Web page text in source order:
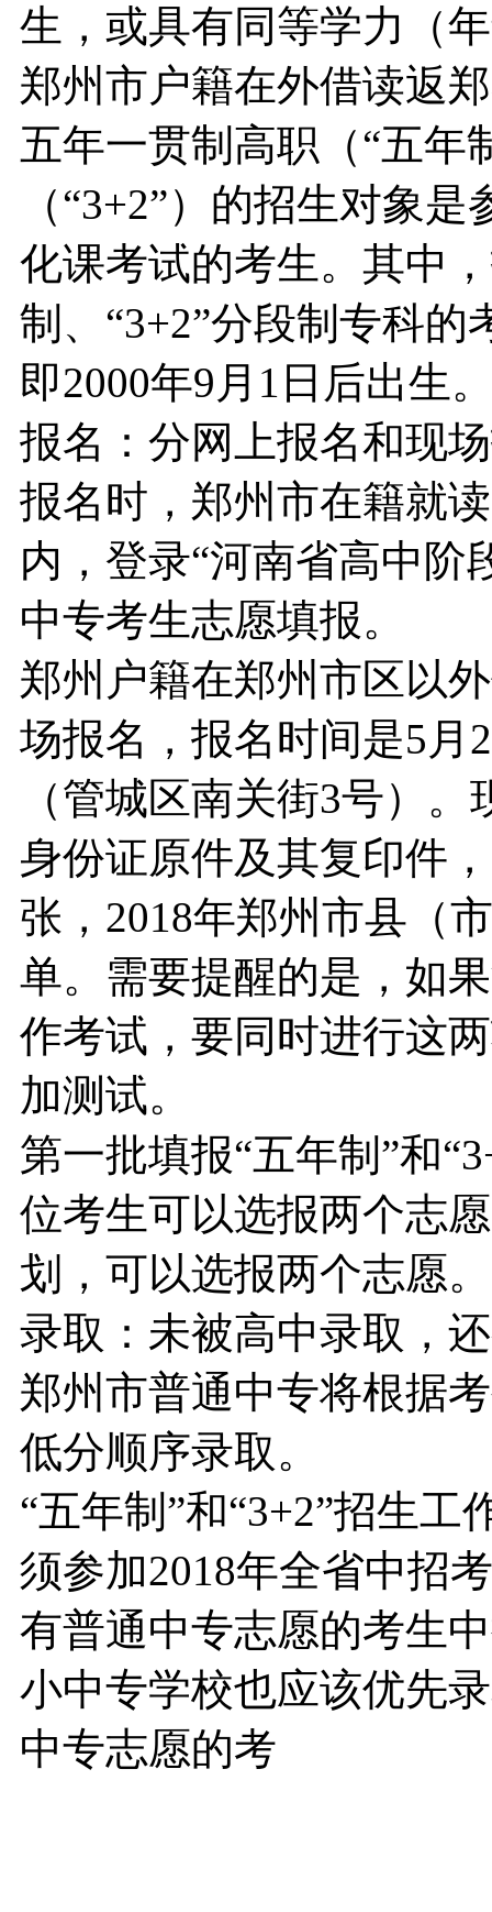
生，或具有同等学力（
郑州市户籍在外借读返
五年一贯制高职（“五年
（“3+2”）的招生对象
化课考试的考生。其中
制、“3+2”分段制专科
即2000年9月1日后出生
报名：分网上报名和现
报名时，郑州市在籍就
内，登录“河南省高中阶
中专考生志愿填报。
郑州户籍在郑州市区以
场报名，报名时间是5月
（管城区南关街3号）
身份证原件及其复印件
张，2018年郑州市县（
单。需要提醒的是，如
作考试，要同时进行这
加测试。
第一批填报“五年制”和
位考生可以选报两个志
划，可以选报两个志愿。
录取：未被高中录取，
郑州市普通中专将根据
低分顺序录取。
“五年制”和“3+2”招生
须参加2018年全省中招
有普通中专志愿的考生
小中专学校也应该优先
中专志愿的考